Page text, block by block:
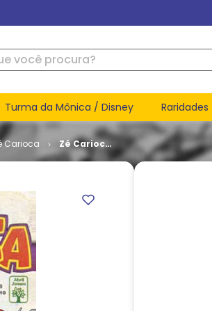
procura?
Turma da Mônica / Disney Raridades
Carioca
Zé Carioca
# 2079